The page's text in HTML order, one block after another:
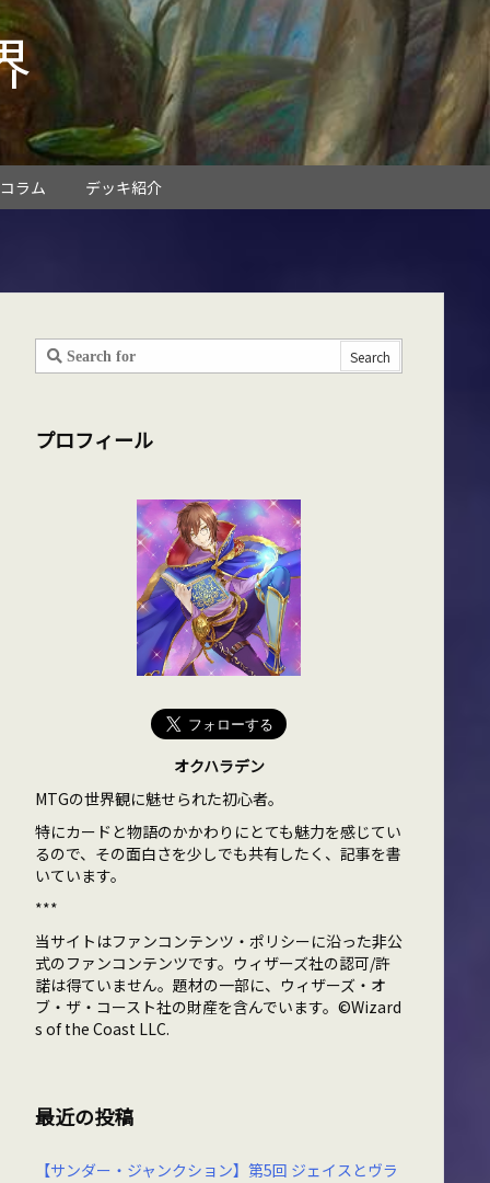
コラム デッキ紹介
プロフィール
オクハラデン
MTGの世界観に魅せられた初心者。
特にカードと物語のかかわりにとても魅力を感じてい
るので、その面白さを少しでも共有したく、記事を書
いています。
***
当サイトはファンコンテンツ・ポリシーに沿った非公
式のファンコンテンツです。ウィザーズ社の認可/許
諾は得ていません。題材の一部に、ウィザーズ・オ
ブ・ザ・コースト社の財産を含んでいます。©Wizard
s of the Coast LLC.
最近の投稿
【サンダー・ジャンクション】第5回 ジェイスとヴラ